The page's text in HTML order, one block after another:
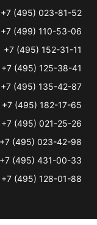
+7 (495) 023-81-52
+7 (499) 110-53-06
+7 (495) 152-31-11
+7 (495) 125-38-41
+7 (495) 135-42-87
+7 (495) 182-17-65
+7 (495) 021-25-26
+7 (495) 023-42-98
+7 (495) 431-00-33
+7 (495) 128-01-88